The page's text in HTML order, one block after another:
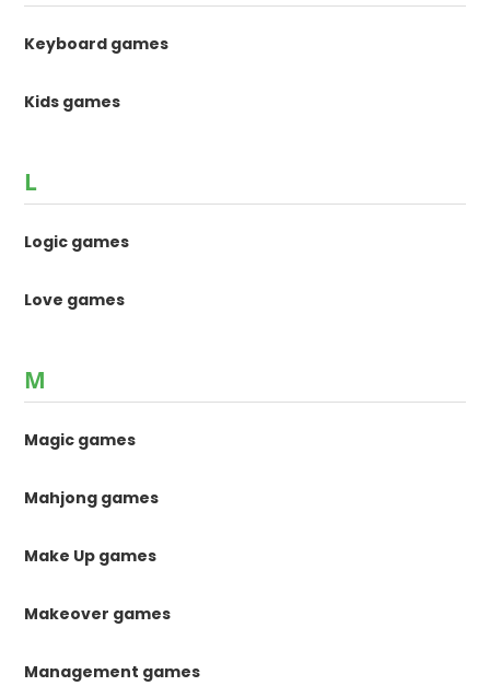
Keyboard games
Kids games
L
Logic games
Love games
M
Magic games
Mahjong games
Make Up games
Makeover games
Management games